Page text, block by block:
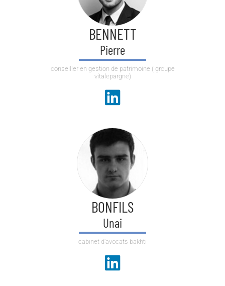
BENNETT
Pierre
conseiller en gestion de patrimoine ( groupe
vitalepargne)
BONFILS
Unai
cabinet d'avocats bakhti